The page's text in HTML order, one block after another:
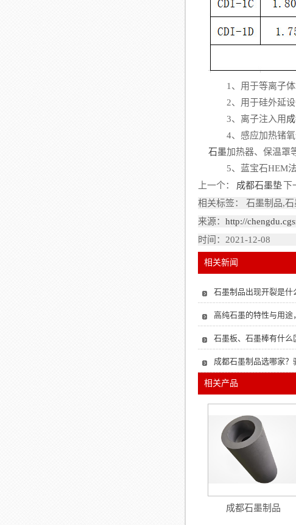
1、用于等离子体
2、用于硅外延设备
3、离子注入用
4、感应加热锗氧
石墨加热器、保温罩
5、蓝宝石HEM法
上一个：
成都石墨垫 下
相关标签： 石墨制品,石
来源： http://
时间：2021-12-08
相关新闻
石墨制品出现开裂是
高纯石墨的特性与用
石墨板、石墨棒有什么
成都石墨制品选哪家？
相关产品
成都石墨制品